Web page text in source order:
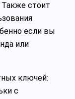
стоит
если вы
или
ключей:
с